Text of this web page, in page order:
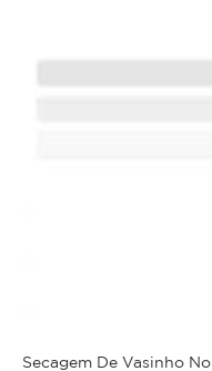
Secagem De Vasinho